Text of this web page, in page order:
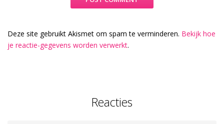
Deze site gebruikt Akismet om spam te verminderen. Bekijk hoe
je reactie-gegevens worden verwerkt.
Reacties